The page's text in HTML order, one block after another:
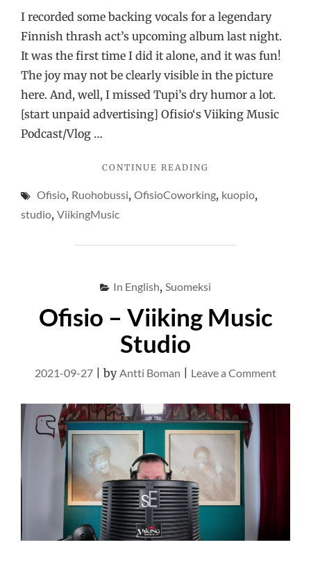
I recorded some backing vocals for a legendary
Finnish thrash act’s upcoming album last night.
It was the first time I did it alone, and it was fun!
The joy may not be clearly visible in the picture
here. And, well, I missed Tupi’s dry humor a lot.
[start unpaid advertising] Ofisio‘s Viiking Music
Podcast/Vlog …
CONTINUE READING
MY
Ofisio, Ruohobussi, OfisioCoworking, kuopio,
studio, ViikingMusic
In English, Suomeksi
Ofisio – Viiking Music
Studio
2021-09-27 byAntti Boman Leave a Commenton